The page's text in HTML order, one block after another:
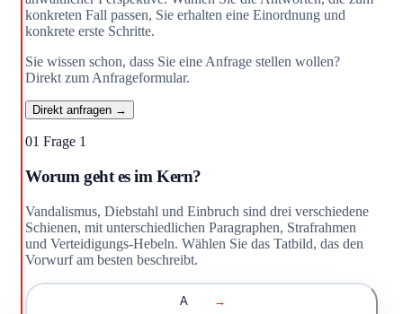
konkreten Fall passen, Sie erhalten eine Einordnung und
konkrete erste Schritte.
Sie wissen schon, dass Sie eine Anfrage stellen wollen?
Direkt zum Anfrageformular.
Direkt anfragen →
01 Frage 1
Worum geht es im Kern?
Vandalismus, Diebstahl und Einbruch sind drei verschiedene
Schienen, mit unterschiedlichen Paragraphen, Strafrahmen
und Verteidigungs-Hebeln. Wählen Sie das Tatbild, das den
Vorwurf am besten beschreibt.
A →